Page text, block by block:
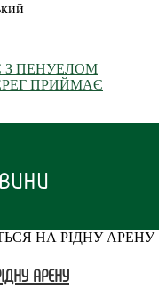
З ПЕНУЕЛОМ
ПРИЙМАЄ
АРЕНУ